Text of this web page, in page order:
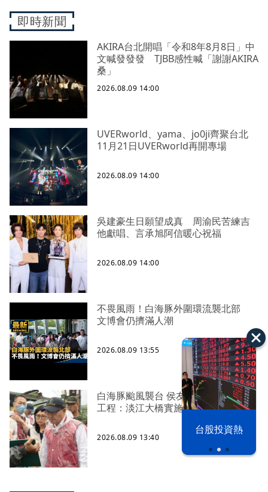
台股投資熱
即時新聞
AKIRA台北開唱「令和8年8月8日」中
文喊發發發 TJBB感性喊「謝謝AKIRA
桑」
2026.08.09 14:00
UVERworld、yama、jo0ji齊聚台北
11月21日UVERworld再開專場
2026.08.09 14:00
吳建豪生日願望成真 周渝民苦練吉
他獻唱、言承旭阿信暖心祝福
2026.08.09 14:00
不畏風雨！白海豚外圍環流襲北部
文博會仍擠滿人潮
2026.08.09 13:55
白海豚颱風襲台 侯友宜視察淡海二期
工程：淡江大橋實施管制
2026.08.09 13:40